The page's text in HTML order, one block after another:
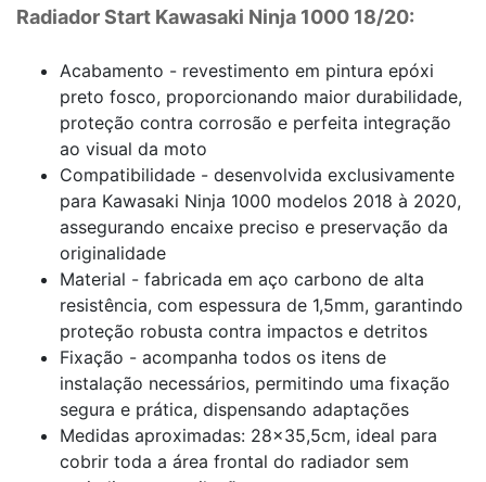
Radiador Start Kawasaki Ninja 1000 18/20:
Acabamento - revestimento em pintura epóxi
preto fosco, proporcionando maior durabilidade,
proteção contra corrosão e perfeita integração
ao visual da moto
Compatibilidade - desenvolvida exclusivamente
para Kawasaki Ninja 1000 modelos 2018 à 2020,
assegurando encaixe preciso e preservação da
originalidade
Material - fabricada em aço carbono de alta
resistência, com espessura de 1,5mm, garantindo
proteção robusta contra impactos e detritos
Fixação - acompanha todos os itens de
instalação necessários, permitindo uma fixação
segura e prática, dispensando adaptações
Medidas aproximadas: 28x35,5cm, ideal para
cobrir toda a área frontal do radiador sem